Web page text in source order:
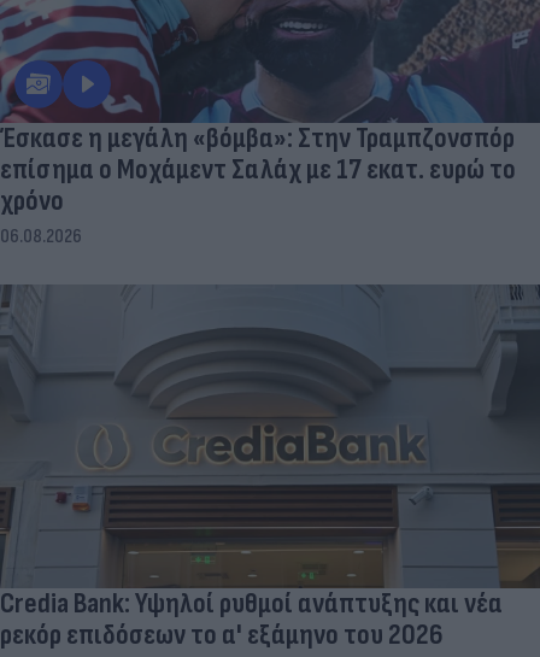
Έσκασε η μεγάλη «βόμβα»: Στην Τραμπζονσπόρ
επίσημα ο Μοχάμεντ Σαλάχ με 17 εκατ. ευρώ το
χρόνο
06.08.2026
Credia Bank: Υψηλοί ρυθμοί ανάπτυξης και νέα
ρεκόρ επιδόσεων το α' εξάμηνο του 2026